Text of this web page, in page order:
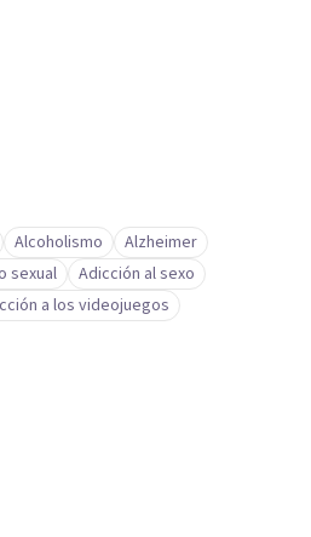
Alcoholismo
Alzheimer
sexual
Adicción al sexo
a los videojuegos